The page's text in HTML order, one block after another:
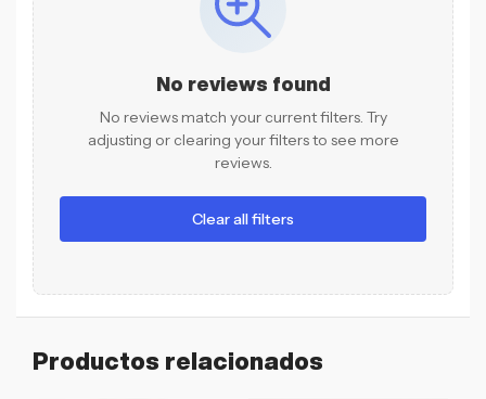
No reviews found
No reviews match your current filters. Try
adjusting or clearing your filters to see more
reviews.
Clear all filters
Productos relacionados